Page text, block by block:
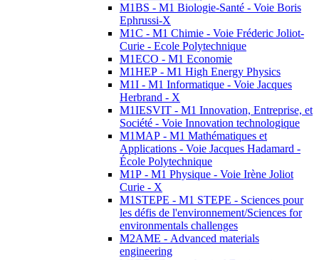
M1BS - M1 Biologie-Santé - Voie Boris
Ephrussi-X
M1C - M1 Chimie - Voie Fréderic Joliot-
Curie - Ecole Polytechnique
M1ECO - M1 Economie
M1HEP - M1 High Energy Physics
M1I - M1 Informatique - Voie Jacques
Herbrand - X
M1IESVIT - M1 Innovation, Entreprise, et
Société - Voie Innovation technologique
M1MAP - M1 Mathématiques et
Applications - Voie Jacques Hadamard -
École Polytechnique
M1P - M1 Physique - Voie Irène Joliot
Curie - X
M1STEPE - M1 STEPE - Sciences pour
les défis de l'environnement/Sciences for
environmentals challenges
M2AME - Advanced materials
engineering